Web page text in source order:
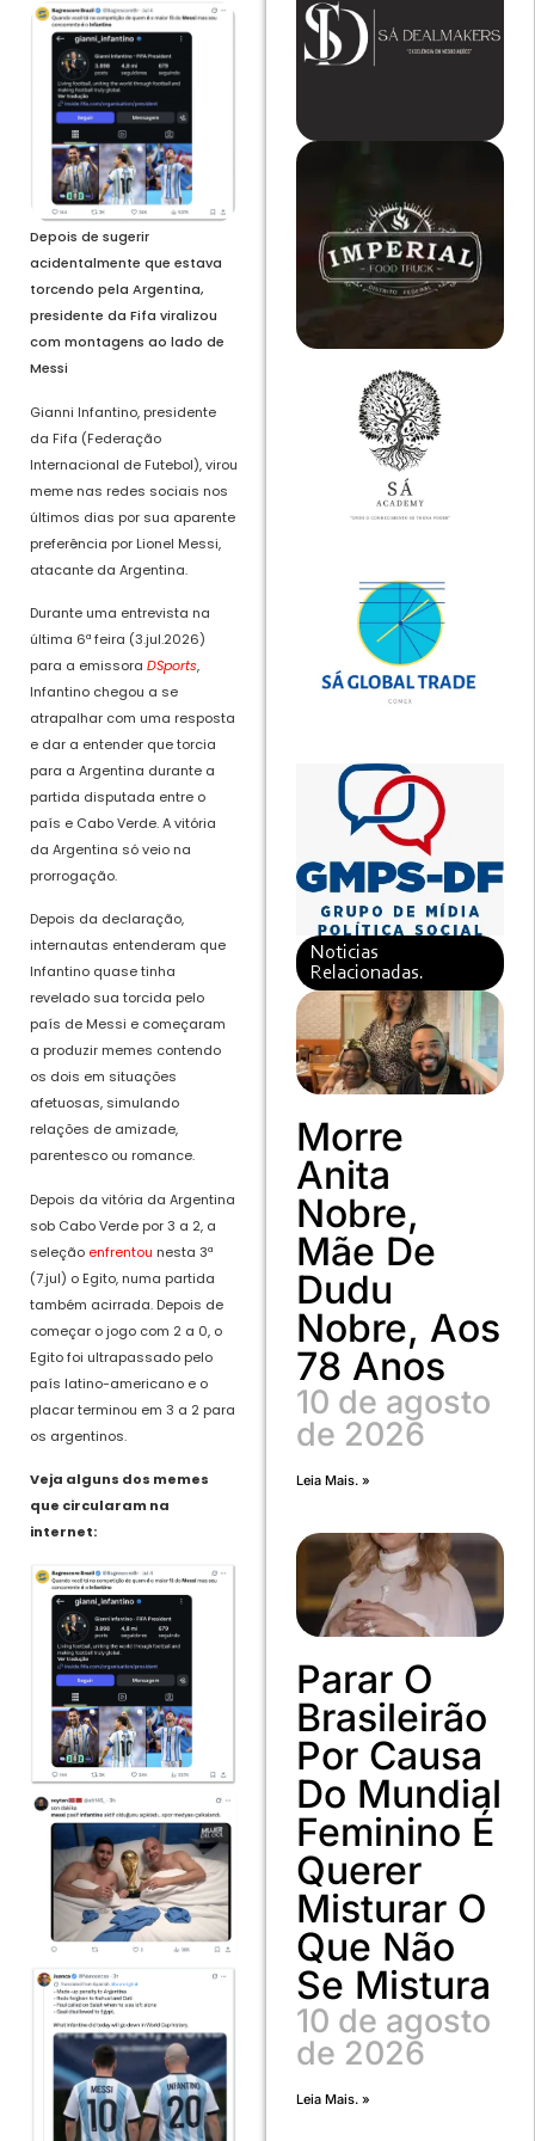
Depois de sugerir
acidentalmente que estava
torcendo pela Argentina,
presidente da Fifa viralizou
com montagens ao lado de
Messi
Gianni Infantino, presidente
da Fifa (Federação
Internacional de Futebol), virou
meme nas redes sociais nos
últimos dias por sua aparente
preferência por Lionel Messi,
atacante da Argentina.
Durante uma entrevista na
última 6ª feira (3.jul.2026)
para a emissora DSports,
Infantino chegou a se
atrapalhar com uma resposta
e dar a entender que torcia
para a Argentina durante a
partida disputada entre o
país e Cabo Verde. A vitória
da Argentina só veio na
prorrogação.
Depois da declaração,
internautas entenderam que
Infantino quase tinha
revelado sua torcida pelo
país de Messi e começaram
a produzir memes contendo
os dois em situações
afetuosas, simulando
relações de amizade,
parentesco ou romance.
Depois da vitória da Argentina
sob Cabo Verde por 3 a 2, a
seleção enfrentou nesta 3ª
(7.jul) o Egito, numa partida
também acirrada. Depois de
começar o jogo com 2 a 0, o
Egito foi ultrapassado pelo
país latino-americano e o
placar terminou em 3 a 2 para
os argentinos.
Veja alguns dos memes
que circularam na
internet:
Noticias
Relacionadas.
Morre
Anita
Nobre,
Mãe De
Dudu
Nobre, Aos
78 Anos
10 de agosto
de 2026
Leia Mais. »
Parar O
Brasileirão
Por Causa
Do Mundial
Feminino É
Querer
Misturar O
Que Não
Se Mistura
10 de agosto
de 2026
Leia Mais. »